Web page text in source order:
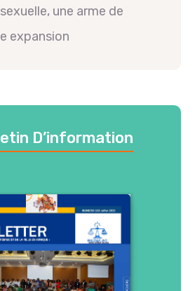
une arme de
expansion
D’information